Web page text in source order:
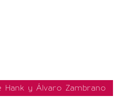
Hank y Álvaro Zambrano